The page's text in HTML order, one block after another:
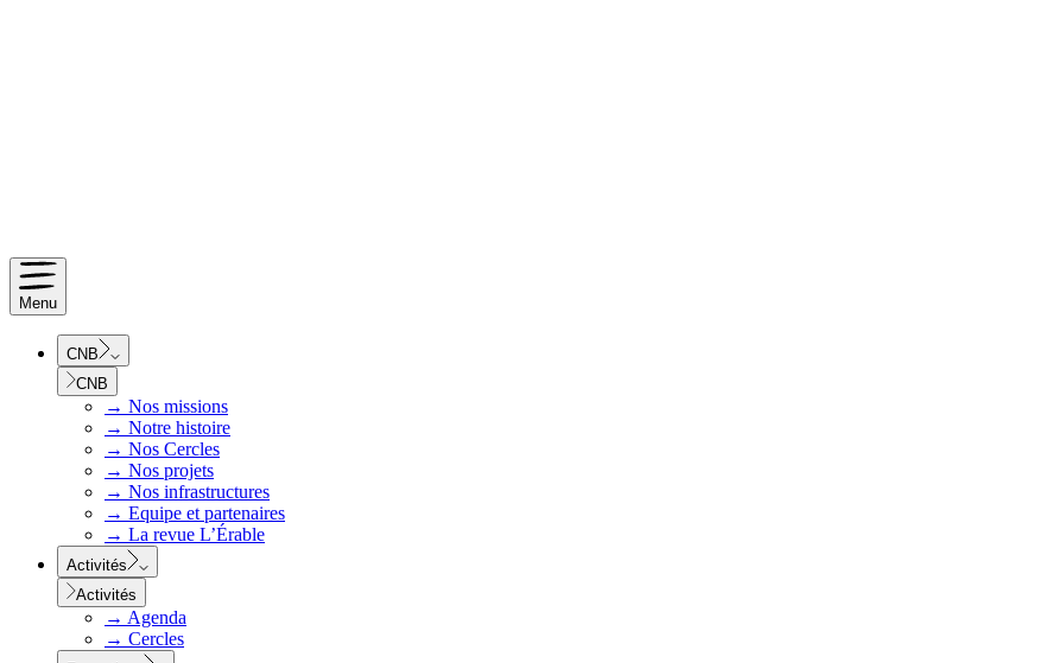
Menu
CNB
CNB
→ Nos missions
→ Notre histoire
→ Nos Cercles
→ Nos projets
→ Nos infrastructures
→ Equipe et partenaires
→ La revue L’Érable
Activités
Activités
→ Agenda
→ Cercles